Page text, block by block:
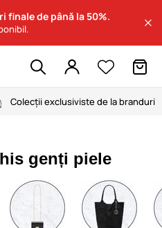
finale de până la 50%.
Colecții exclusiviste de la branduri
genți piele